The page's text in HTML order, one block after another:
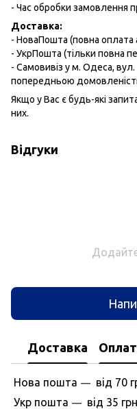
- Час обробки замовлення
Доставка:
- НоваПошта (повна оплата
- УкрПошта (тільки повна
- Самовивіз у м. Одеса,
попередньою
Якщо у Вас є будь-які
них.
Відгуки
Доставка
Нова пошта — вiд 70
Укр пошта — вiд 35 грн